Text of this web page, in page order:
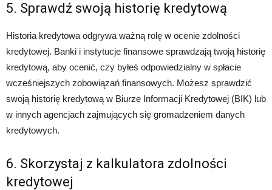
5. Sprawdź swoją historię kredytową
Historia kredytowa odgrywa ważną rolę w ocenie zdolności
kredytowej. Banki i instytucje finansowe sprawdzają twoją historię
kredytową, aby ocenić, czy byłeś odpowiedzialny w spłacie
wcześniejszych zobowiązań finansowych. Możesz sprawdzić
swoją historię kredytową w Biurze Informacji Kredytowej (BIK) lub
w innych agencjach zajmujących się gromadzeniem danych
kredytowych.
6. Skorzystaj z kalkulatora zdolności
kredytowej